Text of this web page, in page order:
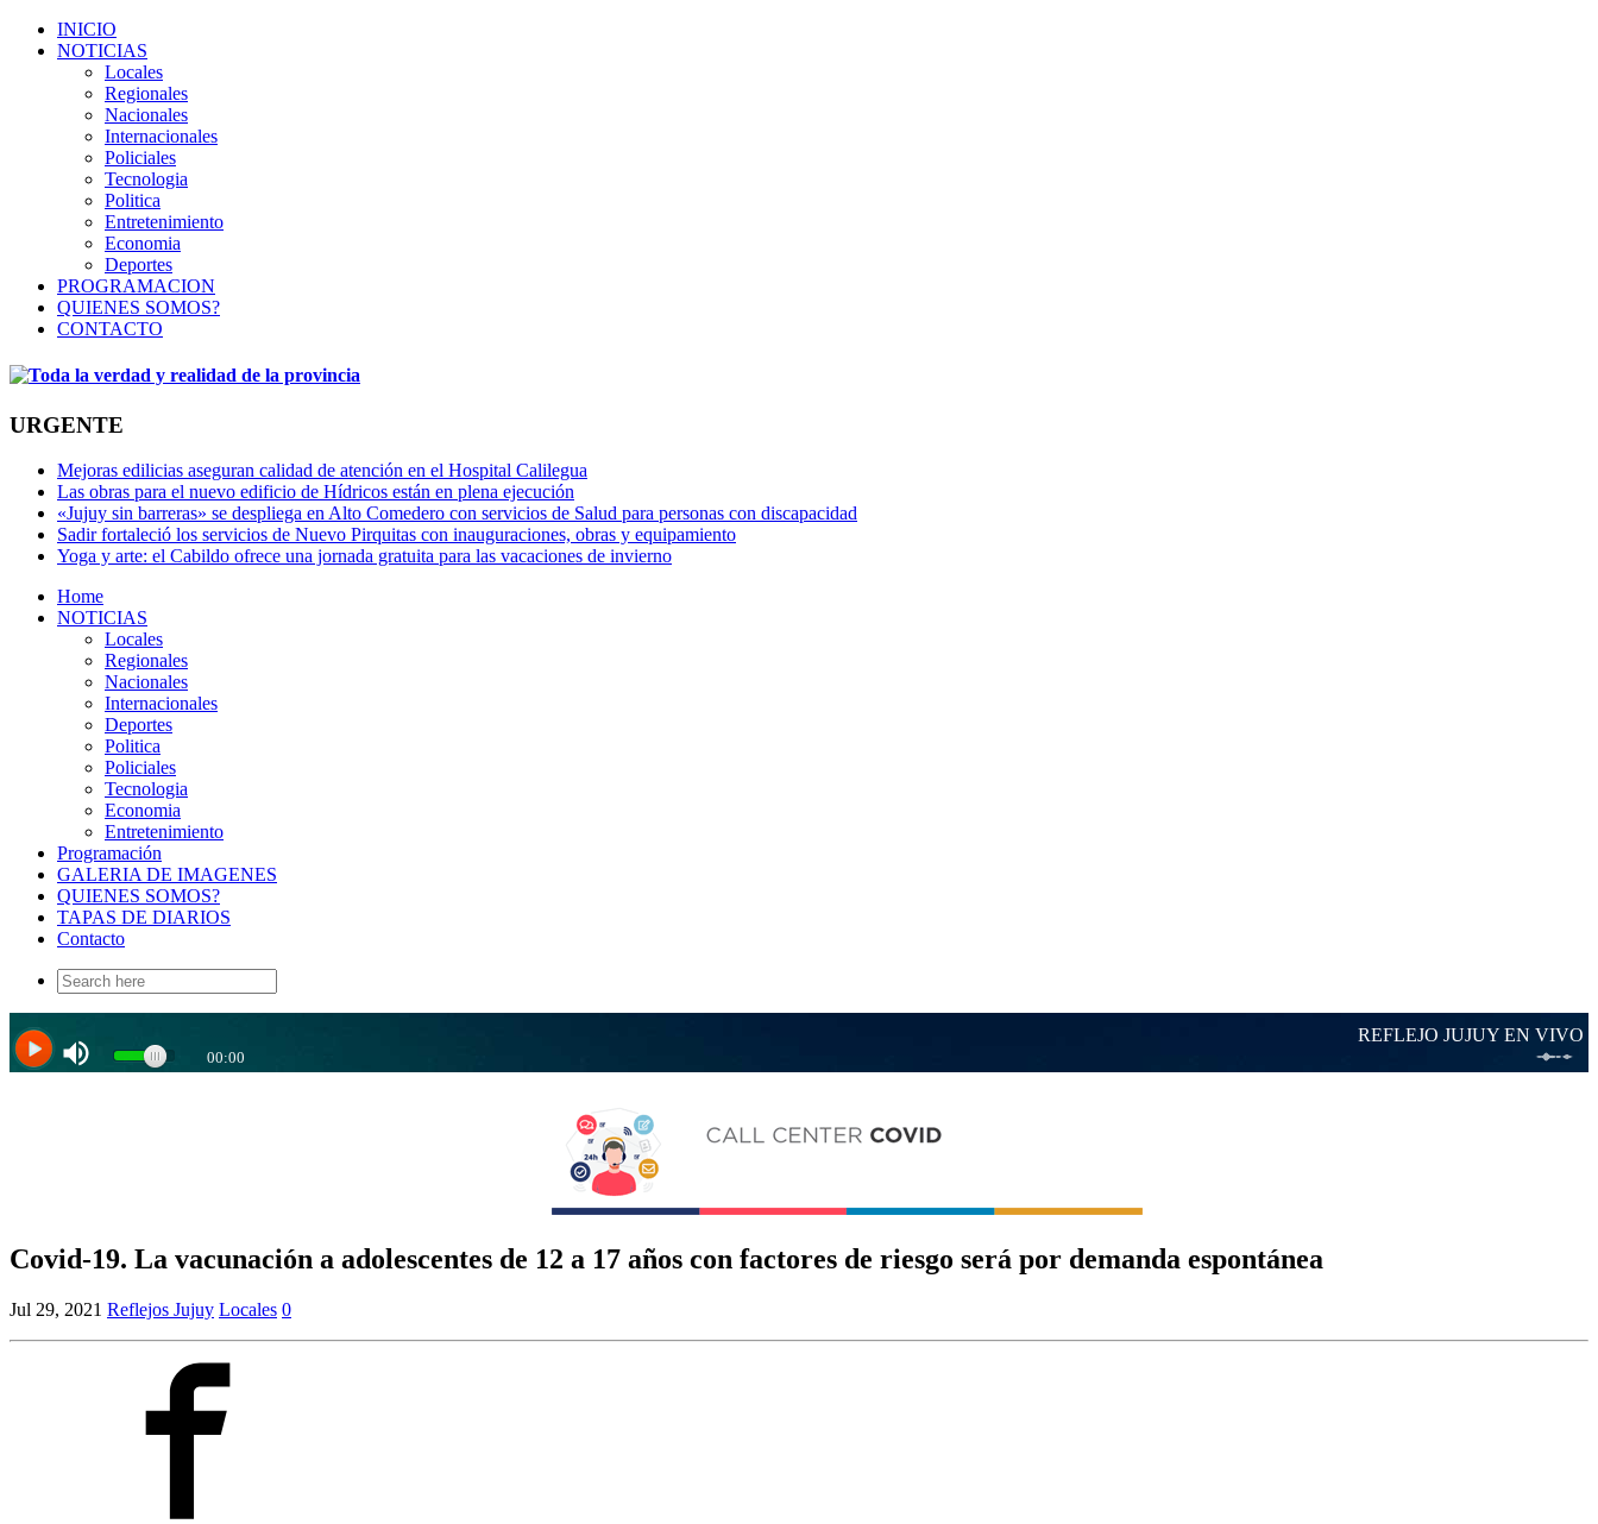
INICIO
NOTICIAS
Locales
Regionales
Nacionales
Internacionales
Policiales
Tecnologia
Politica
Entretenimiento
Economia
Deportes
PROGRAMACION
QUIENES SOMOS?
CONTACTO
URGENTE
Mejoras edilicias aseguran calidad de atención en el Hospital Calilegua
Las obras para el nuevo edificio de Hídricos están en plena ejecución
«Jujuy sin barreras» se despliega en Alto Comedero con servicios de Salud para personas con discapacidad
Sadir fortaleció los servicios de Nuevo Pirquitas con inauguraciones, obras y equipamiento
Yoga y arte: el Cabildo ofrece una jornada gratuita para las vacaciones de invierno
Home
NOTICIAS
Locales
Regionales
Nacionales
Internacionales
Deportes
Politica
Policiales
Tecnologia
Economia
Entretenimiento
Programación
GALERIA DE IMAGENES
QUIENES SOMOS?
TAPAS DE DIARIOS
Contacto
Search
for:
Covid-19. La vacunación a adolescentes de 12 a 17 años con factores de riesgo será por demanda espontánea
Jul 29, 2021 Reflejos Jujuy Locales 0